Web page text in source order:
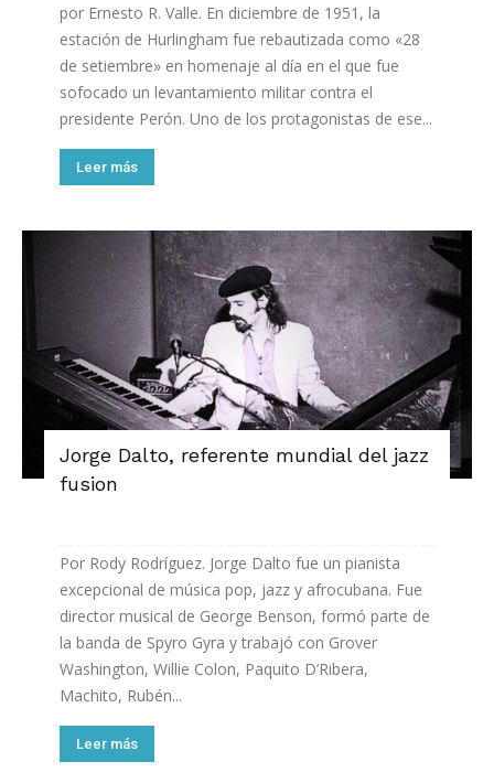
por Ernesto R. Valle. En diciembre de 1951, la
estación de Hurlingham fue rebautizada como «28
de setiembre» en homenaje al día en el que fue
sofocado un levantamiento militar contra el
presidente Perón. Uno de los protagonistas de ese...
Leer más
Jorge Dalto, referente mundial del jazz
fusion
Por Rody Rodríguez. Jorge Dalto fue un pianista
excepcional de música pop, jazz y afrocubana. Fue
director musical de George Benson, formó parte de
la banda de Spyro Gyra y trabajó con Grover
Washington, Willie Colon, Paquito D’Ribera,
Machito, Rubén...
Leer más